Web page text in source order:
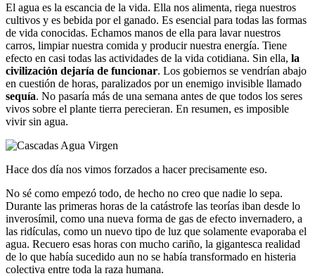
El agua es la escancia de la vida. Ella nos alimenta, riega nuestros
cultivos y es bebida por el ganado. Es esencial para todas las formas
de vida conocidas. Echamos manos de ella para lavar nuestros
carros, limpiar nuestra comida y producir nuestra energía. Tiene
efecto en casi todas las actividades de la vida cotidiana. Sin ella, la
civilización dejaría de funcionar. Los gobiernos se vendrían abajo
en cuestión de horas, paralizados por un enemigo invisible llamado
sequía. No pasaría más de una semana antes de que todos los seres
vivos sobre el plante tierra perecieran. En resumen, es imposible
vivir sin agua.
Hace dos día nos vimos forzados a hacer precisamente eso.
No sé como empezó todo, de hecho no creo que nadie lo sepa.
Durante las primeras horas de la catástrofe las teorías iban desde lo
inverosímil, como una nueva forma de gas de efecto invernadero, a
las ridículas, como un nuevo tipo de luz que solamente evaporaba el
agua. Recuero esas horas con mucho cariño, la gigantesca realidad
de lo que había sucedido aun no se había transformado en histeria
colectiva entre toda la raza humana.